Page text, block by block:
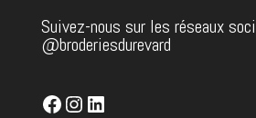
Suivez-nous sur les réseaux
@broderiesdurevard
Facebook
Instagram
LinkedIn